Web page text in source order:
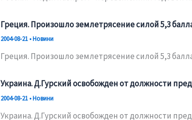
Греция. Произошло землетрясение силой 5,3
2004-08-21•Новини
Греция. Произошло землетрясение силой 5,3
Украина. Д.Гурский освобожден от должности
2004-08-21•Новини
Украина. Д.Гурский освобожден от должности